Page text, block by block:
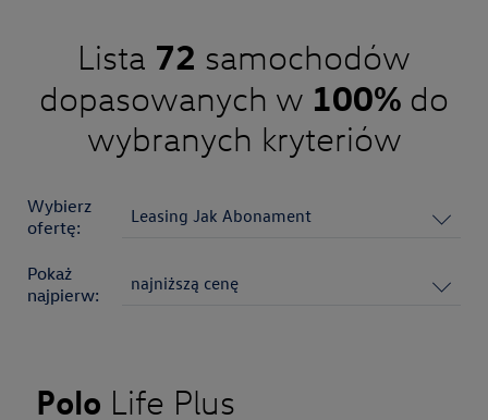
Lista 72 samochodów
dopasowanych w 100% do
wybranych kryteriów
Wybierz
ofertę:
Leasing Jak Abonament
Pokaż
najpierw:
najniższą cenę
Polo Life Plus